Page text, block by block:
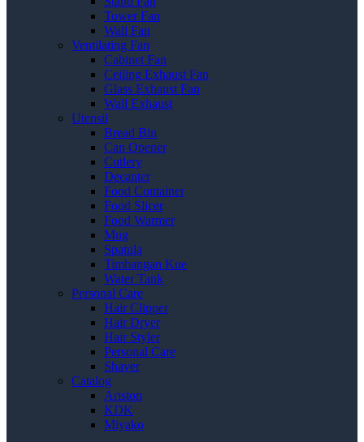
Tower Fan
Wall Fan
Ventilating Fan
Cabinet Fan
Ceiling Exhaust Fan
Glass Exhaust Fan
Wall Exhaust
Utensil
Bread Bin
Can Opener
Cutlery
Decanter
Food Container
Food Slicer
Food Warmer
Mug
Spatula
Timbangan Kue
Water Tank
Personal Care
Hair Clipper
Hair Dryer
Hair Styler
Personal Care
Shaver
Catalog
Ariston
KDK
Miyako